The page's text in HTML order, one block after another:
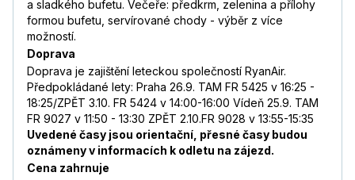
a sladkého bufetu. Večeře: předkrm, zelenina a přílohy
formou bufetu, servírované chody - výběr z více
možností.
Doprava
Doprava je zajištění leteckou společností RyanAir.
Předpokládané lety: Praha 26.9. TAM FR 5425 v 16:25 -
18:25/ZPĚT 3.10. FR 5424 v 14:00-16:00 Vídeň 25.9. TAM
FR 9027 v 11:50 - 13:30 ZPĚT 2.10.FR 9028 v 13:55-15:35
Uvedené časy jsou orientační, přesné časy budou
oznámeny v informacích k odletu na zájezd.
Cena zahrnuje